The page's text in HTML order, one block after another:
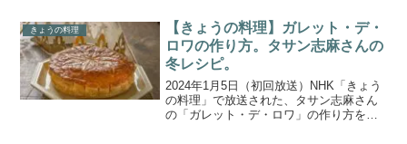
きょうの料理
【きょうの料理】ガレット・デ・
ロワの作り方。タサン志麻さんの
冬レシピ。
2024年1月5日（初回放送）NHK「きょう
の料理」で放送された、タサン志麻さん
の「ガレット・デ・ロワ」の作り方をご